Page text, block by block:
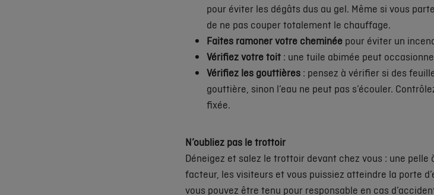
pour éviter les dégâts dus au gel. Même si vous
de ne pas couper totalement le chauffage.
Faites ramoner votre cheminée pour éviter un
Vérifiez votre toit : une tuile abimée peut
Vérifiez les gouttières : pensez à vérifier si des
gouttière, sinon l’eau ne peut pas s’écouler.
fixée.
N’oubliez pas le trottoir
Déneigez et salez le trottoir devant chez vous : une
facteur, les visiteurs et vous puissiez atteindre la porte
vous pouvez être tenu pour responsable en cas